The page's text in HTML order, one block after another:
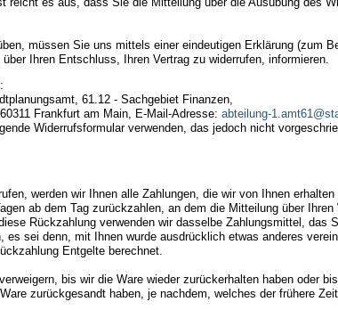
müssen Sie uns mittels einer eindeutigen Erklärung (zum
Ihren Entschluss, Ihren Vertrag zu widerrufen, informieren.
61.12 - Sachgebiet Finanzen,
Frankfurt am Main,
E-Mail-Adresse: abteilung-
Widerrufsformular verwenden, das jedoch nicht
werden wir Ihnen alle Zahlungen, die wir von Ihnen
ab dem Tag zurückzahlen, an dem die Mitteilung über Ihren
Rückzahlung verwenden wir dasselbe Zahlungsmittel, das
es sei denn, mit Ihnen wurde ausdrücklich etwas anderes
Entgelte berechnet.
bis wir die Ware wieder zurückerhalten haben oder
zurückgesandt haben, je nachdem, welches der frühere